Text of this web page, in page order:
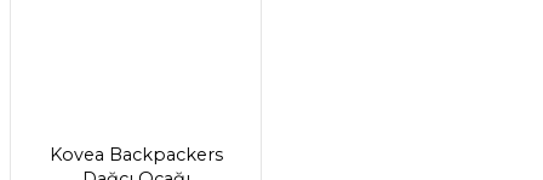
Kovea Backpackers